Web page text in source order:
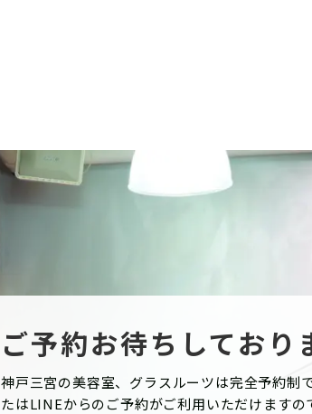
ご予約お待ちしており
神戸三宮の美容室、グラスルーツは完全予約制
たはLINEからのご予約がご利用いただけますの